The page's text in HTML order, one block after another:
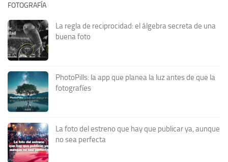
FOTOGRAFÍA
La regla de reciprocidad: el álgebra secreta de una
buena foto
PhotoPills: la app que planea la luz antes de que la
fotografíes
La foto del estreno que hay que publicar ya, aunque
no sea perfecta